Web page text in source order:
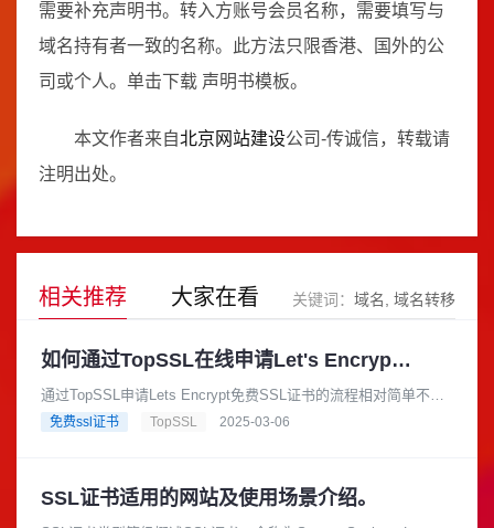
需要补充声明书。转入方账号会员名称，需要填写与
域名持有者一致的名称。此方法只限香港、国外的公
司或个人。单击下载 声明书模板。
本文作者来自北京网站建设公司-传诚信，转载请
注明出处。
相关推荐 大家在看 关键词： 域名 域名转移
如何通过TopSSL在线申请Let's Encrypt的免费SSL证书？
通过TopSSL申请Lets Encrypt免费SSL证书的流程相对简单不过
需要注意的是前提您必须要有域名的管理权限，下面是详细的申
免费ssl证书 TopSSL 2025-03-06
SSL证书适用的网站及使用场景介绍。